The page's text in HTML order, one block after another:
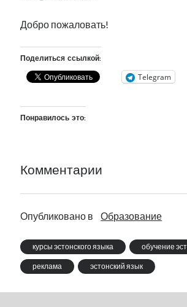
Добро пожаловать!
Поделиться ссылкой:
Telegram
Понравилось это:
Комментарии
Опубликовано в Образование
курсы эстонского языка обучение
реклама эстонский язык